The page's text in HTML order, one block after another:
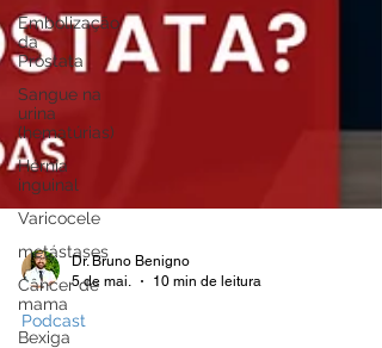
Embolização
da
Próstata
Sangue na
urina
(hematúrias)
Hérnia
inguinal
Varicocele
metástases
Câncer de
mama
Bexiga5 de mai.